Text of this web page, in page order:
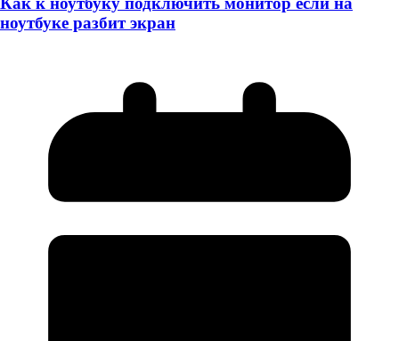
ноутбуке разбит экран